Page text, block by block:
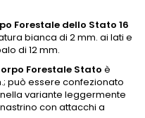
Forestale dello Stato 16
bianca di 2 mm. ai lati e
di 12 mm.
Forestale Stato è
può essere confezionato
variante leggermente
con attacchi a